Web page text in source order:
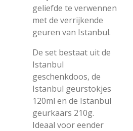
geliefde te verwennen
met de verrijkende
geuren van Istanbul.
De set bestaat uit de
Istanbul
geschenkdoos, de
Istanbul geurstokjes
120ml en de Istanbul
geurkaars 210g.
Ideaal voor eender